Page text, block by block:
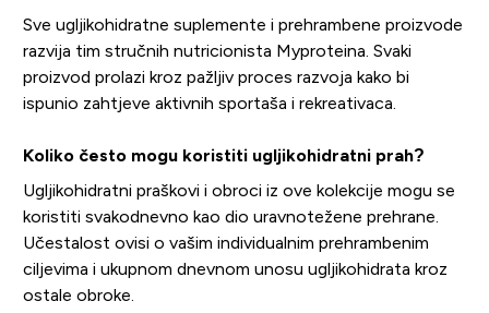
Sve ugljikohidratne suplemente i prehrambene proizvode
razvija tim stručnih nutricionista Myproteina. Svaki
proizvod prolazi kroz pažljiv proces razvoja kako bi
ispunio zahtjeve aktivnih sportaša i rekreativaca.
Koliko često mogu koristiti ugljikohidratni prah?
Ugljikohidratni praškovi i obroci iz ove kolekcije mogu se
koristiti svakodnevno kao dio uravnotežene prehrane.
Učestalost ovisi o vašim individualnim prehrambenim
ciljevima i ukupnom dnevnom unosu ugljikohidrata kroz
ostale obroke.